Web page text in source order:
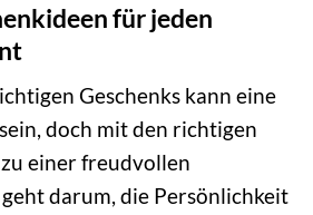
für jeden
Geschenks kann eine
doch mit den richtigen
einer freudvollen
darum, die Persönlichkeit